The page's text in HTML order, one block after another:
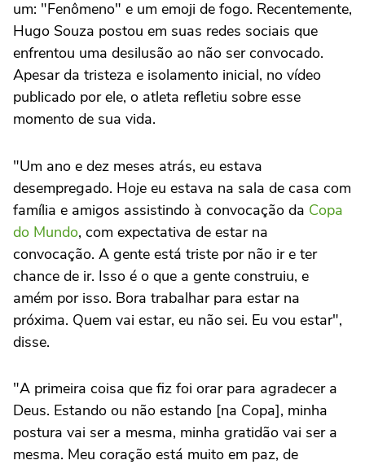
um: "Fenômeno" e um emoji de fogo. Recentemente,
Hugo Souza postou em suas redes sociais que
enfrentou uma desilusão ao não ser convocado.
Apesar da tristeza e isolamento inicial, no vídeo
publicado por ele, o atleta refletiu sobre esse
momento de sua vida.
"Um ano e dez meses atrás, eu estava
desempregado. Hoje eu estava na sala de casa com
família e amigos assistindo à convocação da Copa
do Mundo, com expectativa de estar na
convocação. A gente está triste por não ir e ter
chance de ir. Isso é o que a gente construiu, e
amém por isso. Bora trabalhar para estar na
próxima. Quem vai estar, eu não sei. Eu vou estar",
disse.
"A primeira coisa que fiz foi orar para agradecer a
Deus. Estando ou não estando [na Copa], minha
postura vai ser a mesma, minha gratidão vai ser a
mesma. Meu coração está muito em paz, de